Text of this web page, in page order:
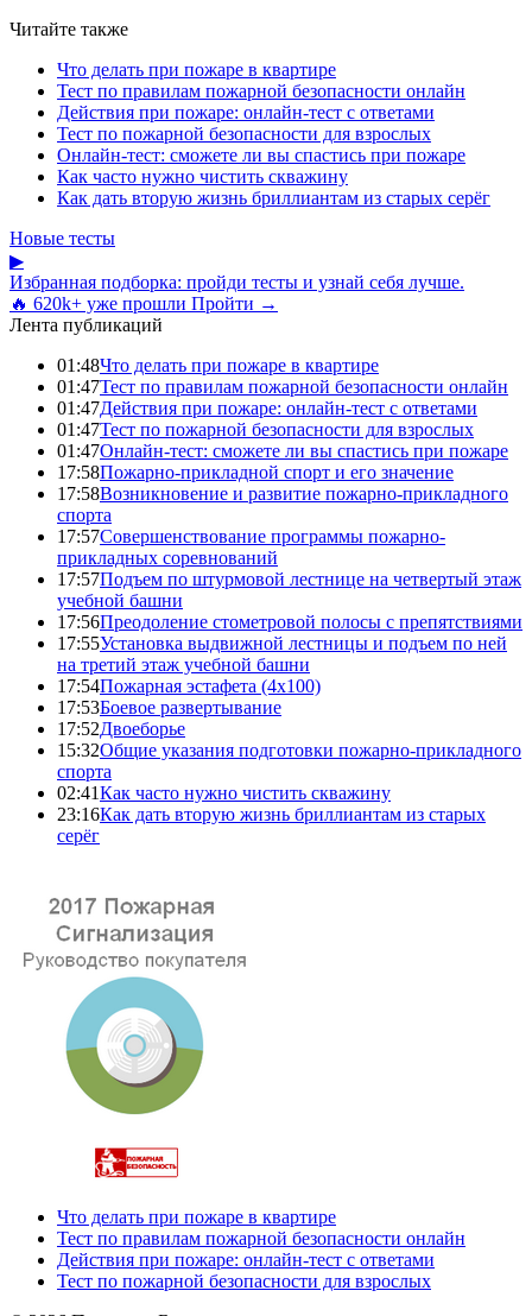
Читайте также
Что делать при пожаре в квартире
Тест по правилам пожарной безопасности онлайн
Действия при пожаре: онлайн-тест с ответами
Тест по пожарной безопасности для взрослых
Онлайн-тест: сможете ли вы спастись при пожаре
Как часто нужно чистить скважину
Как дать вторую жизнь бриллиантам из старых серёг
Новые тесты
▶
Избранная подборка: пройди тесты и узнай себя лучше.
🔥 620k+ уже прошли Пройти →
Лента публикаций
01:48Что делать при пожаре в квартире
01:47Тест по правилам пожарной безопасности онлайн
01:47Действия при пожаре: онлайн-тест с ответами
01:47Тест по пожарной безопасности для взрослых
01:47Онлайн-тест: сможете ли вы спастись при пожаре
17:58Пожарно-прикладной спорт и его значение
17:58Возникновение и развитие пожарно-прикладного
спорта
17:57Совершенствование программы пожарно-
прикладных соревнований
17:57Подъем по штурмовой лестнице на четвертый этаж
учебной башни
17:56Преодоление стометровой полосы с препятствиями
17:55Установка выдвижной лестницы и подъем по ней
на третий этаж учебной башни
17:54Пожарная эстафета (4x100)
17:53Боевое развертывание
17:52Двоеборье
15:32Общие указания подготовки пожарно-прикладного
спорта
02:41Как часто нужно чистить скважину
23:16Как дать вторую жизнь бриллиантам из старых
серёг
Что делать при пожаре в квартире
Тест по правилам пожарной безопасности онлайн
Действия при пожаре: онлайн-тест с ответами
Тест по пожарной безопасности для взрослых